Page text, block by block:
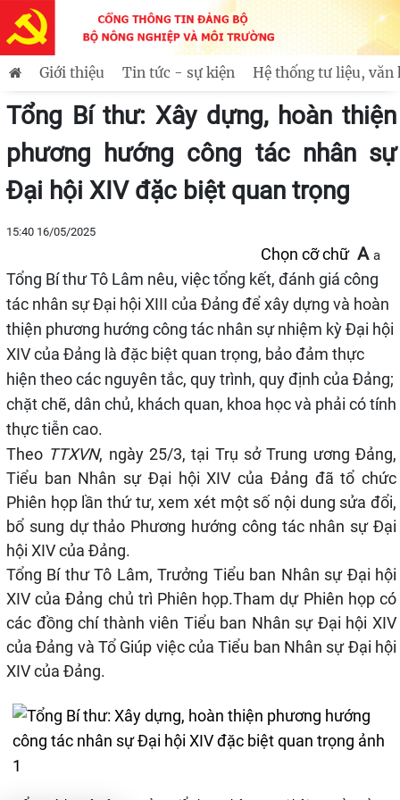
Giới thiệu Tin tức - sự kiện Hệ thống tư liệu, văn
Tin mới
Bác Hồ ra đi tìm đường cứu nước Tuổi trẻ Bộ Nông
Tài liệu - Văn kiện đại hội Đảng
Tổng Bí thư: Xây dựng, hoàn thiện
phương hướng công tác nhân sự
Đại hội XIV đặc biệt quan trọng
15:40 16/05/2025
Chọn cỡ chữ A a
Tổng Bí thư Tô Lâm nêu, việc tổng kết, đánh giá công
tác nhân sự Đại hội XIII của Đảng để xây dựng và hoàn
thiện phương hướng công tác nhân sự nhiệm kỳ Đại hội
XIV của Đảng là đặc biệt quan trọng, bảo đảm thực
hiện theo các nguyên tắc, quy trình, quy định của Đảng;
chặt chẽ, dân chủ, khách quan, khoa học và phải có tính
thực tiễn cao.
Theo TTXVN, ngày 25/3, tại Trụ sở Trung ương Đảng,
Tiểu ban Nhân sự Đại hội XIV của Đảng đã tổ chức
Phiên họp lần thứ tư, xem xét một số nội dung sửa đổi,
bổ sung dự thảo Phương hướng công tác nhân sự Đại
hội XIV của Đảng.
Tổng Bí thưTô Lâm, Trưởng Tiểu ban Nhân sự Đại hội
XIV của Đảng chủ trì Phiên họp.Tham dự Phiên họp có
các đồng chí thành viên Tiểu ban Nhân sự Đại hội XIV
của Đảng và Tổ Giúp việc của Tiểu ban Nhân sự Đại hội
XIV của Đảng.